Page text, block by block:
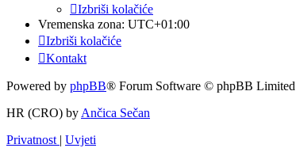
Izbriši kolačiće
Vremenska zona: UTC+01:00
Izbriši kolačiće
Kontakt
Powered by phpBB® Forum Software © phpBB Limited
HR (CRO) by Ančica Sečan
Privatnost | Uvjeti